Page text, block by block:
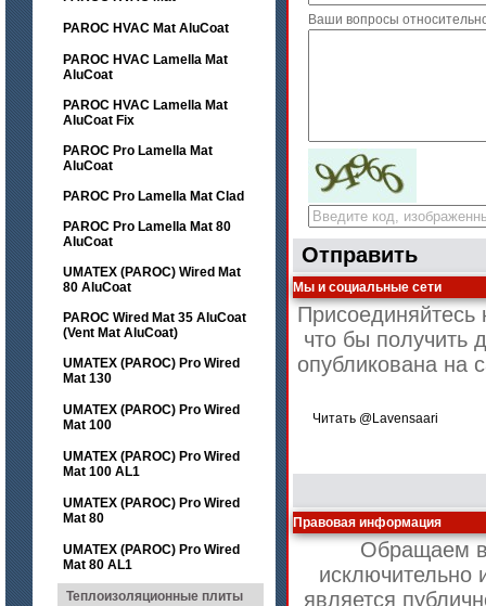
PAROC HVAC Mat AluCoat
PAROC HVAC Lamella Mat
AluCoat
PAROC HVAC Lamella Mat
AluCoat Fix
PAROC Pro Lamella Mat
AluCoat
PAROC Pro Lamella Mat Clad
PAROC Pro Lamella Mat 80
AluCoat
UMATEX (PAROC) Wired Mat
80 AluCoat
PAROC Wired Mat 35 AluCoat
(Vent Mat AluCoat)
UMATEX (PAROC) Pro Wired
Mat 130
UMATEX (PAROC) Pro Wired
Mat 100
UMATEX (PAROC) Pro Wired
Mat 100 AL1
UMATEX (PAROC) Pro Wired
Mat 80
UMATEX (PAROC) Pro Wired
Mat 80 AL1
Теплоизоляционные плиты
Ваши вопросы
Отправить
Мы и социальные сети
Присоединяйтесь
что бы получить
опубликована
Читать @Lavensaari
Правовая информация
Обращаем
исключительно
является